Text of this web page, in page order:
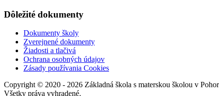
Dôležité dokumenty
Dokumenty školy
Zverejnené dokumenty
Žiadosti a tlačivá
Ochrana osobných údajov
Zásady používania Cookies
Copyright © 2020 - 2026 Základná škola s materskou školou v
Všetky práva vyhradené.